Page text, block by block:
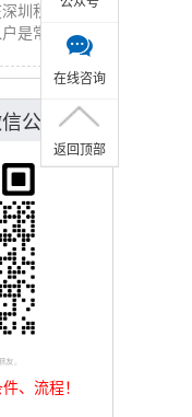
深圳积分入户
是常见的方
公众号
、流程！
在线咨询
返回顶部